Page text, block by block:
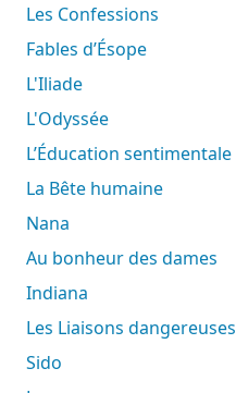
Les Confessions
Fables d’Ésope
L'Iliade
L'Odyssée
L’Éducation sentimentale
La Bête humaine
Nana
Au bonheur des dames
Indiana
Les Liaisons dangereuses
Sido